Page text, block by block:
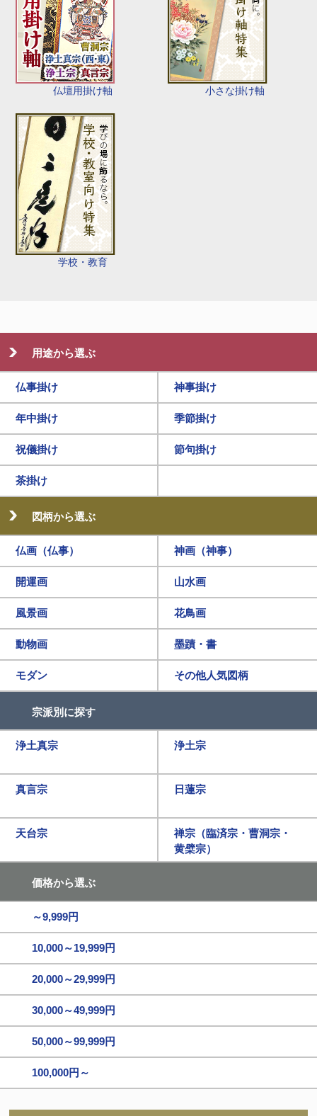
仏壇用掛け軸 小さな掛け軸
学校・教育
用途から選ぶ
仏事掛け 神事掛け
年中掛け 季節掛け
祝儀掛け 節句掛け
茶掛け
図柄から選ぶ
仏画（仏事） 神画（神事）
開運画 山水画
風景画 花鳥画
動物画 墨蹟・書
モダン その他人気図柄
宗派別に探す
浄土真宗 浄土宗
真言宗 日蓮宗
天台宗
禅宗（臨済宗・曹洞宗・
黄檗宗）
価格から選ぶ
～9,999円
10,000～19,999円
20,000～29,999円
30,000～49,999円
50,000～99,999円
100,000円～